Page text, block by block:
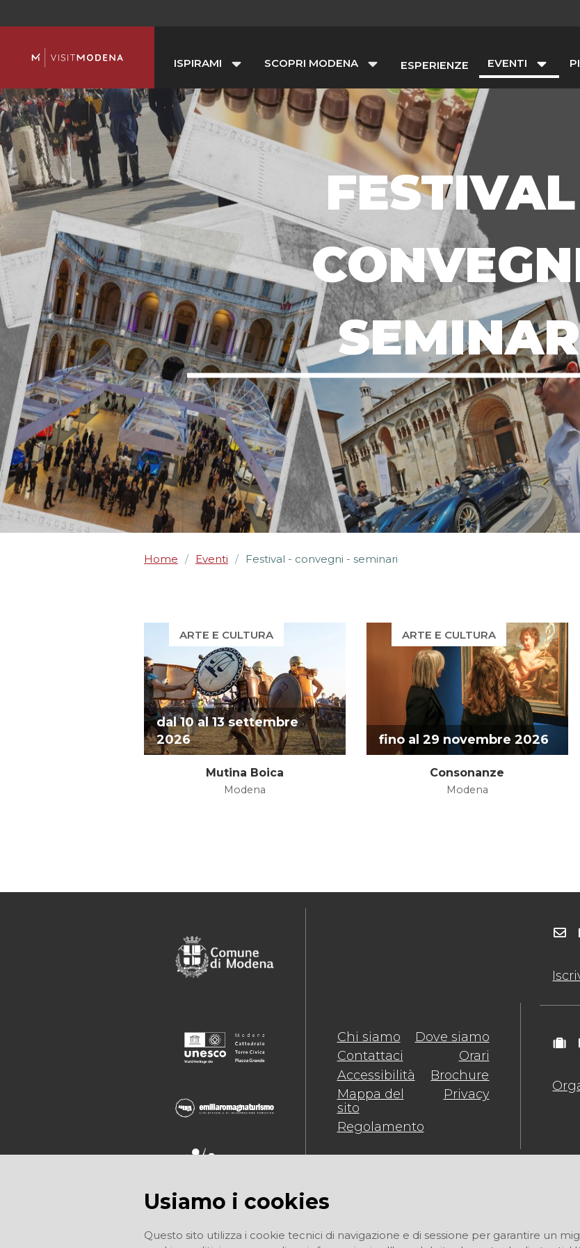
ISPIRAMI SCOPRI MODENA ESPERIENZE EVENTI
Home / Eventi / Festival - convegni - seminari
ARTE E CULTURA
dal 10 al 13 settembre
2026
Mutina Boica
Modena
ARTE E CULTURA
fino al 29 novembre 2026
Consonanze
Modena
Chi siamo
Dove siamo
Contattaci
Orari
Accessibilità
Brochure
Mappa del
sito
Privacy
Regolamento
Usiamo i cookies
Questo sito utilizza i cookie tecnici di navigazione e di sessione per garantire un